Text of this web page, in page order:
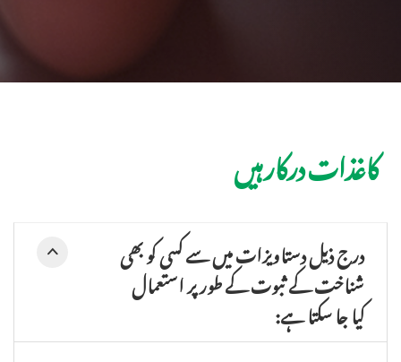
کاغذات درکار ہیں
درج ذیل دستاویزات میں سے کسی کو بھی
شناخت کے ثبوت کے طور پر استعمال
کیا جا سکتا ہے: